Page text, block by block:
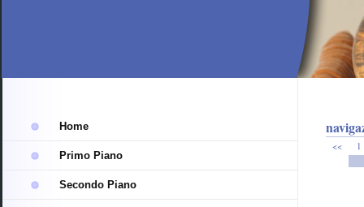
trasparente
Home
Primo Piano
Secondo Piano
<< 1